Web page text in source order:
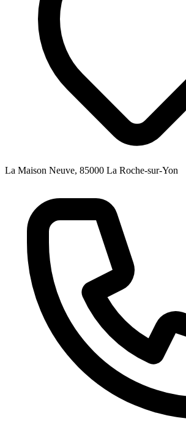
La Maison Neuve, 85000 La Roche-sur-Yon